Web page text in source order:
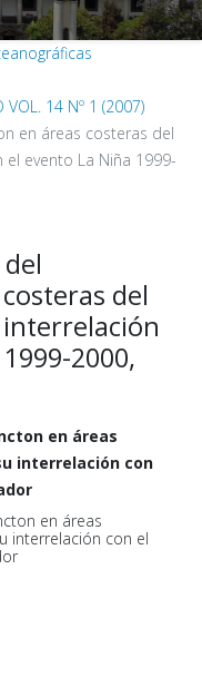
VOL. 14 Nº 1 (2007)
en áreas costeras del
evento La Niña 1999-
del
2000,
en áreas
interrelación con
en áreas
interrelación con el